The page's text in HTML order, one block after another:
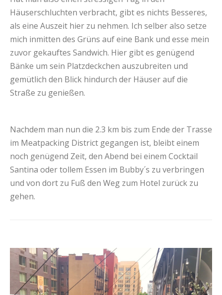
Häuserschluchten verbracht, gibt es nichts Besseres,
als eine Auszeit hier zu nehmen. Ich selber also setze
mich inmitten des Grüns auf eine Bank und esse mein
zuvor gekauftes Sandwich. Hier gibt es genügend
Bänke um sein Platzdeckchen auszubreiten und
gemütlich den Blick hindurch der Häuser auf die
Straße zu genießen.
Nachdem man nun die 2.3 km bis zum Ende der Trasse
im Meatpacking District gegangen ist, bleibt einem
noch genügend Zeit, den Abend bei einem Cocktail
Santina oder tollem Essen im Bubby´s zu verbringen
und von dort zu Fuß den Weg zum Hotel zurück zu
gehen.